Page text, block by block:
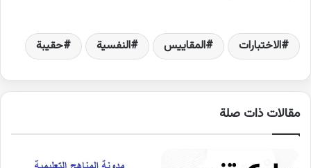
الاختبارات المقاييس النفسية حقيبة
مقالات ذات صلة